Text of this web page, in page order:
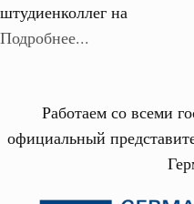
штудиенколлег на
Подробнее...
Работаем со всеми
официальный